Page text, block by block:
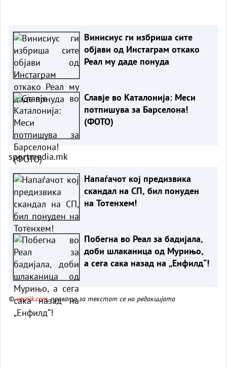
Винисиус ги избриша сите
објави од Инстаграм откако
Реал му даде понуда
Славје во Каталонија: Меси
потпишува за Барселона!
(ФОТО)
sportmedia.mk
Напаѓачот кој предизвика
скандал на СП, бил понуден
на Тотенхем!
Побегна во Реал за бадијала,
доби шлаканица од Мурињо,
а сега сака назад на „Енфилд“!
©vesnik.com, правата за текстот се на редакцијата